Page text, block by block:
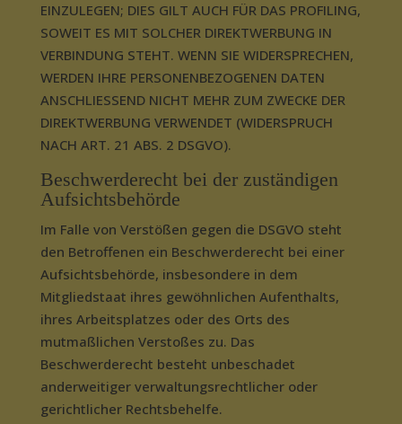
EINZULEGEN; DIES GILT AUCH FÜR DAS PROFILING,
SOWEIT ES MIT SOLCHER DIREKTWERBUNG IN
VERBINDUNG STEHT. WENN SIE WIDERSPRECHEN,
WERDEN IHRE PERSONENBEZOGENEN DATEN
ANSCHLIESSEND NICHT MEHR ZUM ZWECKE DER
DIREKTWERBUNG VERWENDET (WIDERSPRUCH
NACH ART. 21 ABS. 2 DSGVO).
Beschwerde­recht bei der zuständigen
Aufsichts­behörde
Im Falle von Verstößen gegen die DSGVO steht
den Betroffenen ein Beschwerderecht bei einer
Aufsichtsbehörde, insbesondere in dem
Mitgliedstaat ihres gewöhnlichen Aufenthalts,
ihres Arbeitsplatzes oder des Orts des
mutmaßlichen Verstoßes zu. Das
Beschwerderecht besteht unbeschadet
anderweitiger verwaltungsrechtlicher oder
gerichtlicher Rechtsbehelfe.